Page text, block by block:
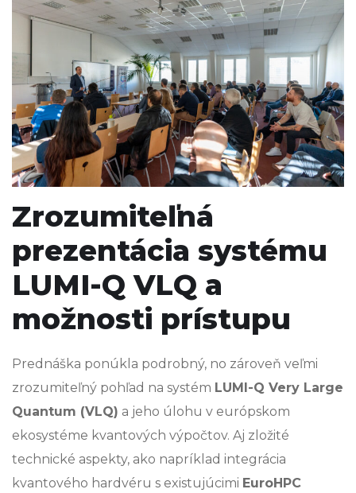
Zrozumiteľná
prezentácia systému
LUMI-Q VLQ a
možnosti prístupu
Prednáška ponúkla podrobný, no zároveň veľmi
zrozumiteľný pohľad na systém LUMI-Q Very Large
Quantum (VLQ) a jeho úlohu v európskom
ekosystéme kvantových výpočtov. Aj zložité
technické aspekty, ako napríklad integrácia
kvantového hardvéru s existujúcimi EuroHPC